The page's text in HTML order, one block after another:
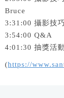
Bruce
3:31:00 攝影技
3:54:00 Q&A
4:01:30 抽獎活動
(https://